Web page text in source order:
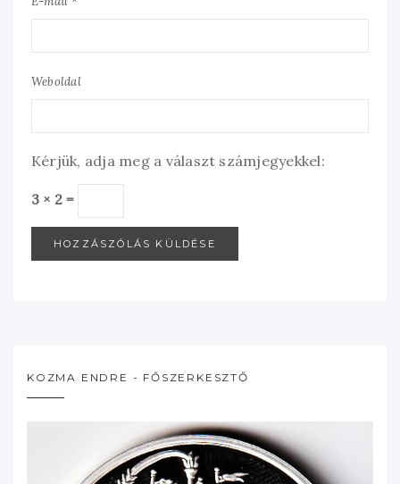
Weboldal
Kérjük, adja meg a választ számjegyekkel:
3 × 2 =
KOZMA ENDRE - FŐSZERKESZTŐ